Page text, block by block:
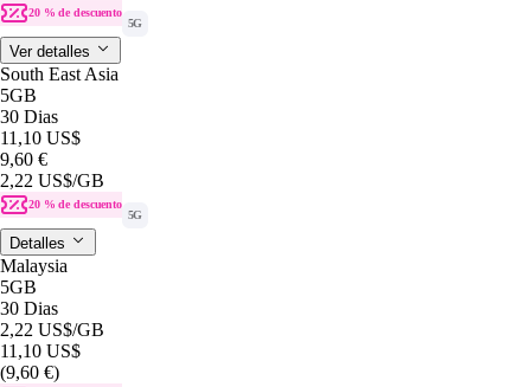
20 % de descuento
5G
Ver detalles
South East Asia
5GB
30 Dias
11,10 US$
9,60 €
2,22 US$/GB
20 % de descuento
5G
Detalles
Malaysia
5GB
30 Dias
2,22 US$/GB
11,10 US$
(9,60 €)